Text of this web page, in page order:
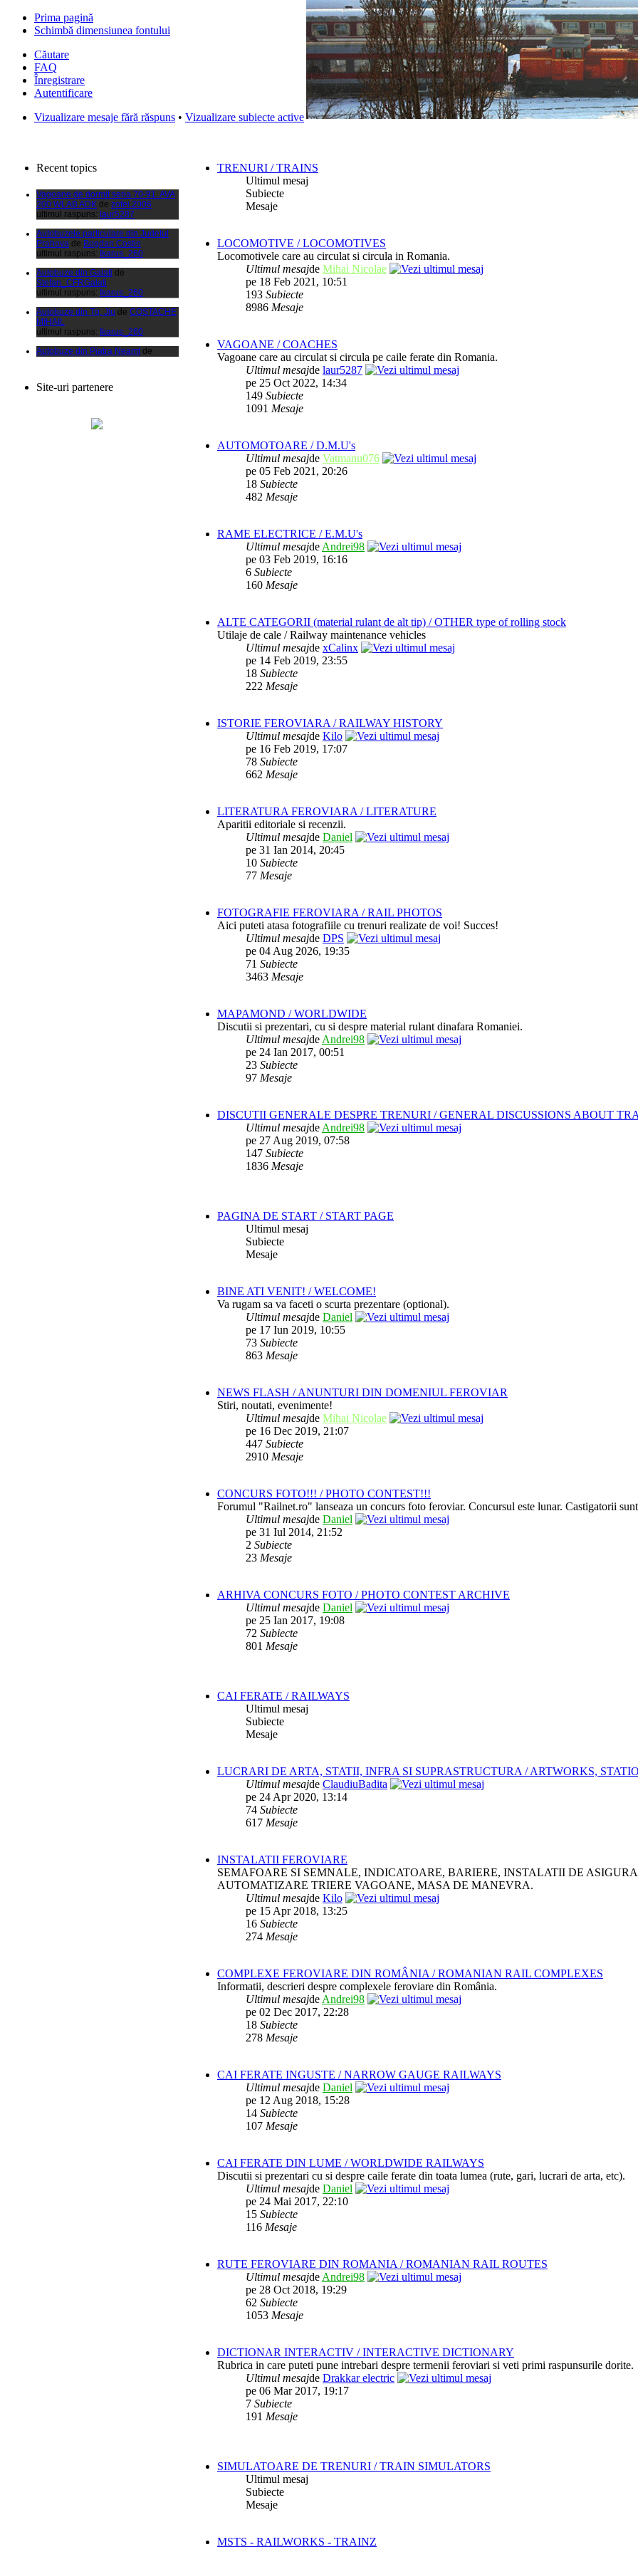
Prima pagină
Schimbă dimensiunea fontului
Căutare
FAQ
Înregistrare
Autentificare
Vizualizare mesaje fără răspuns • Vizualizare subiecte active
Recent topics
ultimul raspuns:DPS
Vagoane de dormit seria 70-91. AVA
ultimul raspuns:laur5287
Autobuzele particulare din Judetul
ultimul raspuns:Ikarus_260
Autobuze din Galatide
ultimul raspuns:Ikarus_260
Autobuze din Tg. JiudeCOSTACHE
ultimul raspuns:Ikarus_260
Autobuze din Piatra Neamtde
ultimul raspuns:Ikarus_260
ultimul raspuns:
ultimul raspuns:Ikarus_260
Site-uri partenere
TRENURI / TRAINS
Ultimul mesaj
Subiecte
Mesaje
LOCOMOTIVE / LOCOMOTIVES
Locomotivele care au circulat si circula in Romania.
Ultimul mesajde Mihai Nicolae
pe 18 Feb 2021, 10:51
193 Subiecte
8986 Mesaje
VAGOANE / COACHES
Vagoane care au circulat si circula pe caile ferate din Romania.
Ultimul mesajde laur5287
pe 25 Oct 2022, 14:34
149 Subiecte
1091 Mesaje
AUTOMOTOARE / D.M.U's
Ultimul mesajde Vatmanu076
pe 05 Feb 2021, 20:26
18 Subiecte
482 Mesaje
RAME ELECTRICE / E.M.U's
Ultimul mesajde Andrei98
pe 03 Feb 2019, 16:16
6 Subiecte
160 Mesaje
ALTE CATEGORII (material rulant de alt tip) / OTHER type of rolling stock
Utilaje de cale / Railway maintenance vehicles
Ultimul mesajde xCalinx
pe 14 Feb 2019, 23:55
18 Subiecte
222 Mesaje
ISTORIE FEROVIARA / RAILWAY HISTORY
Ultimul mesajde Kilo
pe 16 Feb 2019, 17:07
78 Subiecte
662 Mesaje
LITERATURA FEROVIARA / LITERATURE
Aparitii editoriale si recenzii.
Ultimul mesajde Daniel
pe 31 Ian 2014, 20:45
10 Subiecte
77 Mesaje
FOTOGRAFIE FEROVIARA / RAIL PHOTOS
Aici puteti atasa fotografiile cu trenuri realizate de voi! Succes!
Ultimul mesajde DPS
pe 04 Aug 2026, 19:35
71 Subiecte
3463 Mesaje
MAPAMOND / WORLDWIDE
Discutii si prezentari, cu si despre material rulant dinafara Romaniei.
Ultimul mesajde Andrei98
pe 24 Ian 2017, 00:51
23 Subiecte
97 Mesaje
DISCUTII GENERALE DESPRE TRENURI / GENERAL DISCUSSIONS ABOUT
Ultimul mesajde Andrei98
pe 27 Aug 2019, 07:58
147 Subiecte
1836 Mesaje
PAGINA DE START / START PAGE
Ultimul mesaj
Subiecte
Mesaje
BINE ATI VENIT! / WELCOME!
Va rugam sa va faceti o scurta prezentare (optional).
Ultimul mesajde Daniel
pe 17 Iun 2019, 10:55
73 Subiecte
863 Mesaje
NEWS FLASH / ANUNTURI DIN DOMENIUL FEROVIAR
Stiri, noutati, evenimente!
Ultimul mesajde Mihai Nicolae
pe 16 Dec 2019, 21:07
447 Subiecte
2910 Mesaje
CONCURS FOTO!!! / PHOTO CONTEST!!!
Forumul "Railnet.ro" lanseaza un concurs foto feroviar. Concursul este lunar. Castigatorii
Ultimul mesajde Daniel
pe 31 Iul 2014, 21:52
2 Subiecte
23 Mesaje
ARHIVA CONCURS FOTO / PHOTO CONTEST ARCHIVE
Ultimul mesajde Daniel
pe 25 Ian 2017, 19:08
72 Subiecte
801 Mesaje
CAI FERATE / RAILWAYS
Ultimul mesaj
Subiecte
Mesaje
LUCRARI DE ARTA, STATII, INFRA SI SUPRASTRUCTURA / ARTWORKS,
Ultimul mesajde ClaudiuBadita
pe 24 Apr 2020, 13:14
74 Subiecte
617 Mesaje
INSTALATII FEROVIARE
SEMAFOARE SI SEMNALE, INDICATOARE, BARIERE, INSTALATII DE
AUTOMATIZARE TRIERE VAGOANE, MASA DE MANEVRA.
Ultimul mesajde Kilo
pe 15 Apr 2018, 13:25
16 Subiecte
274 Mesaje
COMPLEXE FEROVIARE DIN ROMÂNIA / ROMANIAN RAIL COMPLEXES
Informatii, descrieri despre complexele feroviare din România.
Ultimul mesajde Andrei98
pe 02 Dec 2017, 22:28
18 Subiecte
278 Mesaje
CAI FERATE INGUSTE / NARROW GAUGE RAILWAYS
Ultimul mesajde Daniel
pe 12 Aug 2018, 15:28
14 Subiecte
107 Mesaje
CAI FERATE DIN LUME / WORLDWIDE RAILWAYS
Discutii si prezentari cu si despre caile ferate din toata lumea (rute, gari, lucrari de arta, etc).
Ultimul mesajde Daniel
pe 24 Mai 2017, 22:10
15 Subiecte
116 Mesaje
RUTE FEROVIARE DIN ROMANIA / ROMANIAN RAIL ROUTES
Ultimul mesajde Andrei98
pe 28 Oct 2018, 19:29
62 Subiecte
1053 Mesaje
DICTIONAR INTERACTIV / INTERACTIVE DICTIONARY
Rubrica in care puteti pune intrebari despre termenii feroviari si veti primi raspunsurile dorite.
Ultimul mesajde Drakkar electric
pe 06 Mar 2017, 19:17
7 Subiecte
191 Mesaje
SIMULATOARE DE TRENURI / TRAIN SIMULATORS
Ultimul mesaj
Subiecte
Mesaje
MSTS - RAILWORKS - TRAINZ